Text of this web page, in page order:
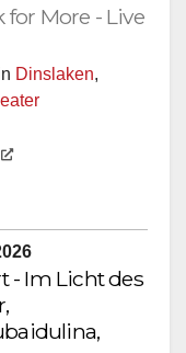
for More - Live
Dinslaken,
- Im Licht des